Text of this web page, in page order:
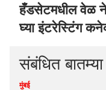
हँडसेटमधील वेळ
घ्या इंटरेस्टिंग
संबंधित
मुंबई